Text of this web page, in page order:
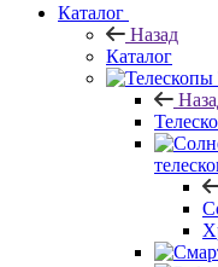
Каталог
Назад
Каталог